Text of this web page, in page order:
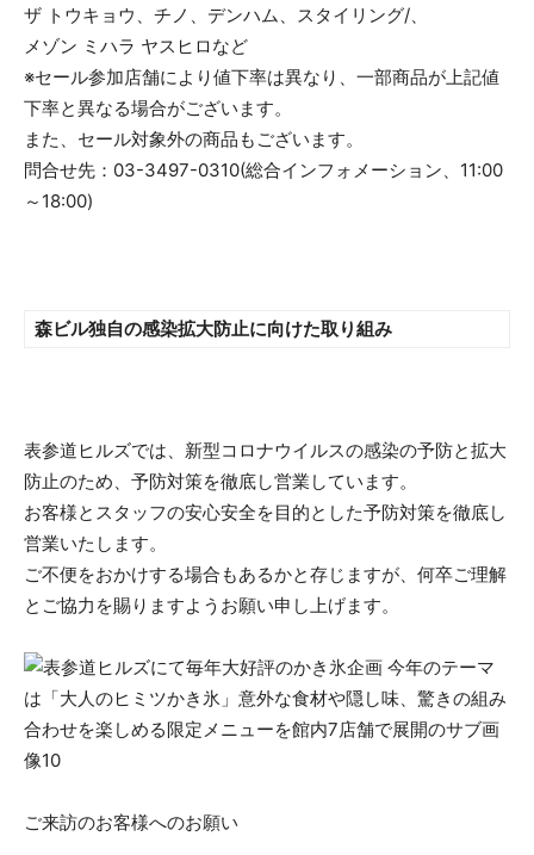
ザ トウキョウ、チノ、デンハム、スタイリング/、
メゾン ミハラ ヤスヒロなど
※セール参加店舗により値下率は異なり、一部商品が上記値
下率と異なる場合がございます。
また、セール対象外の商品もございます。
問合せ先：03-3497-0310(総合インフォメーション、11:00
～18:00)
森ビル独自の感染拡大防止に向けた取り組み
表参道ヒルズでは、新型コロナウイルスの感染の予防と拡大
防止のため、予防対策を徹底し営業しています。
お客様とスタッフの安心安全を目的とした予防対策を徹底し
営業いたします。
ご不便をおかけする場合もあるかと存じますが、何卒ご理解
とご協力を賜りますようお願い申し上げます。
ご来訪のお客様へのお願い